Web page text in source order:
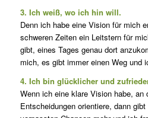
3. Ich weiß, wo ich hin will.
Denn ich habe eine Vision für mich
schweren Zeiten ein Leitstern für
gibt, eines Tages genau dort
mich, es gibt immer einen Weg und
4. Ich bin glücklicher und
Wenn ich eine klare Vision habe, an
Entscheidungen orientiere, dann